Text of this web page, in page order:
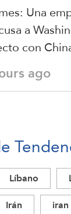
Una
a
con
ago
Líbano
Irán iran